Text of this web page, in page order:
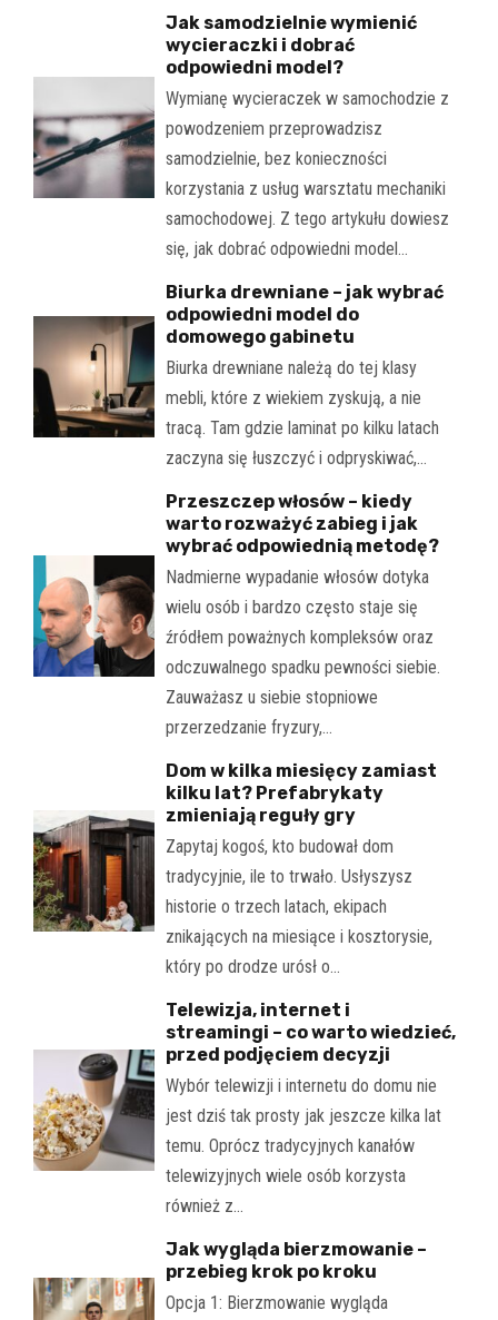
Jak samodzielnie wymienić
wycieraczki i dobrać
odpowiedni model?
Wymianę wycieraczek w samochodzie z
powodzeniem przeprowadzisz
samodzielnie, bez konieczności
korzystania z usług warsztatu mechaniki
samochodowej. Z tego artykułu dowiesz
się, jak dobrać odpowiedni model…
Biurka drewniane – jak wybrać
odpowiedni model do
domowego gabinetu
Biurka drewniane należą do tej klasy
mebli, które z wiekiem zyskują, a nie
tracą. Tam gdzie laminat po kilku latach
zaczyna się łuszczyć i odpryskiwać,…
Przeszczep włosów – kiedy
warto rozważyć zabieg i jak
wybrać odpowiednią metodę?
Nadmierne wypadanie włosów dotyka
wielu osób i bardzo często staje się
źródłem poważnych kompleksów oraz
odczuwalnego spadku pewności siebie.
Zauważasz u siebie stopniowe
przerzedzanie fryzury,…
Dom w kilka miesięcy zamiast
kilku lat? Prefabrykaty
zmieniają reguły gry
Zapytaj kogoś, kto budował dom
tradycyjnie, ile to trwało. Usłyszysz
historie o trzech latach, ekipach
znikających na miesiące i kosztorysie,
który po drodze urósł o…
Telewizja, internet i
streamingi – co warto wiedzieć,
przed podjęciem decyzji
Wybór telewizji i internetu do domu nie
jest dziś tak prosty jak jeszcze kilka lat
temu. Oprócz tradycyjnych kanałów
telewizyjnych wiele osób korzysta
również z…
Jak wygląda bierzmowanie –
przebieg krok po kroku
Opcja 1: Bierzmowanie wygląda